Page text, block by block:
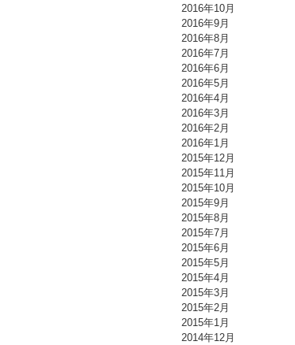
2016年10月
2016年9月
2016年8月
2016年7月
2016年6月
2016年5月
2016年4月
2016年3月
2016年2月
2016年1月
2015年12月
2015年11月
2015年10月
2015年9月
2015年8月
2015年7月
2015年6月
2015年5月
2015年4月
2015年3月
2015年2月
2015年1月
2014年12月